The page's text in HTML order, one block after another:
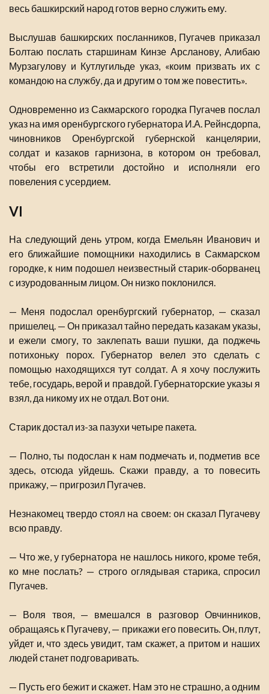
весь башкирский народ готов верно служить ему.
Выслушав башкирских посланников, Пугачев приказал
Болтаю послать старшинам Кинзе Арсланову, Алибаю
Мурзагулову и Кутлугильде указ, «коим призвать их с
командою на службу, да и другим о том же повестить».
Одновременно из Сакмарского городка Пугачев послал
указ на имя оренбургского губернатора И.А. Рейнсдорпа,
чиновников Оренбургской губернской канцелярии,
солдат и казаков гарнизона, в котором он требовал,
чтобы его встретили достойно и исполняли его
повеления с усердием.
VI
На следующий день утром, когда Емельян Иванович и
его ближайшие помощники находились в Сакмарском
городке, к ним подошел неизвестный старик-оборванец
с изуродованным лицом. Он низко поклонился.
— Меня подослал оренбургский губернатор, — сказал
пришелец. — Он приказал тайно передать казакам указы,
и ежели смогу, то заклепать ваши пушки, да поджечь
потихоньку порох. Губернатор велел это сделать с
помощью находящихся тут солдат. А я хочу послужить
тебе, государь, верой и правдой. Губернаторские указы я
взял, да никому их не отдал. Вот они.
Старик достал из-за пазухи четыре пакета.
— Полно, ты подослан к нам подмечать и, подметив все
здесь, отсюда уйдешь. Скажи правду, а то повесить
прикажу, — пригрозил Пугачев.
Незнакомец твердо стоял на своем: он сказал Пугачеву
всю правду.
— Что же, у губернатора не нашлось никого, кроме тебя,
ко мне послать? — строго оглядывая старика, спросил
Пугачев.
— Воля твоя, — вмешался в разговор Овчинников,
обращаясь к Пугачеву, — прикажи его повесить. Он, плут,
уйдет и, что здесь увидит, там скажет, а притом и наших
людей станет подговаривать.
— Пусть его бежит и скажет. Нам это не страшно, а одним